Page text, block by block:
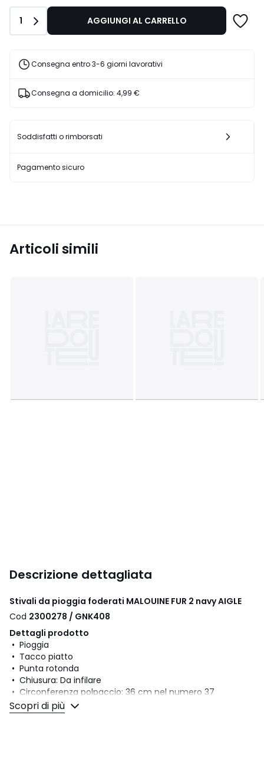
10%
sconto
applicato.
Quantità
1 AGGIUNGI AL CARRELLO
Consegna entro 3-6 giorni lavorativi
Consegna a domicilio: 4,99 €
Soddisfatti o rimborsati
Pagamento sicuro
Articoli simili
Descrizione dettagliata
Stivali da pioggia foderati MALOUINE FUR 2 navy AIGLE
Cod 2300278 / GNK408
Dettagli prodotto
• Pioggia
• Tacco piatto
• Punta rotonda
• Chiusura: Da infilare
• Circonferenza polpaccio: 36 cm nel numero 37
• Altezza dello stivale: 27 cm nel numero 37
• Altezza del tacco: 0,5 cm
Scopri di più